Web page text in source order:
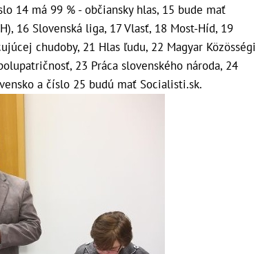
14 má 99 % - občiansky hlas, 15 bude mať
16 Slovenská liga, 17 Vlasť, 18 Most-Híd, 19
chudoby, 21 Hlas ľudu, 22 Magyar Közösségi
23 Práca slovenského národa, 24
a číslo 25 budú mať Socialisti.sk.